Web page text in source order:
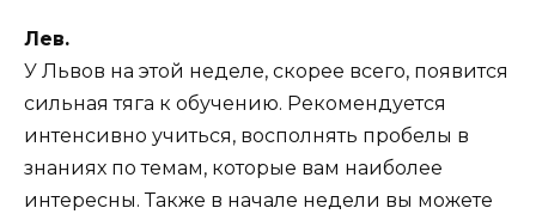
Лев.
У Львов на этой неделе, скорее всего, появится
сильная тяга к обучению. Рекомендуется
интенсивно учиться, восполнять пробелы в
знаниях по темам, которые вам наиболее
интересны. Также в начале недели вы можете